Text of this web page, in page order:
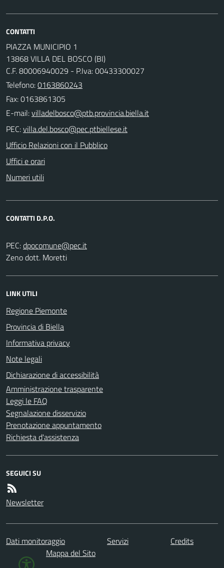
CONTATTI
PIAZZA MUNICIPIO 1
13868 VILLA DEL BOSCO (BI)
C.F. 80006940029 - P.Iva: 00433300027
Telefono:0163860243
Fax: 0163861305
E-mail:
PEC:
Ufficio Relazioni con il Pubblico
Uffici e orari
Numeri utili
CONTATTI D.P.O.
PEC:
Zeno dott. Moretti
LINK UTILI
Regione Piemonte
Provincia di Biella
Informativa privacy
Note legali
Dichiarazione di accessibilità
Amministrazione trasparente
Leggi le FAQ
Segnalazione disservizio
Prenotazione appuntamento
Richiesta d'assistenza
SEGUICI SU
Newsletter
Dati monitoraggio Servizi
Credits
Mappa del Sito